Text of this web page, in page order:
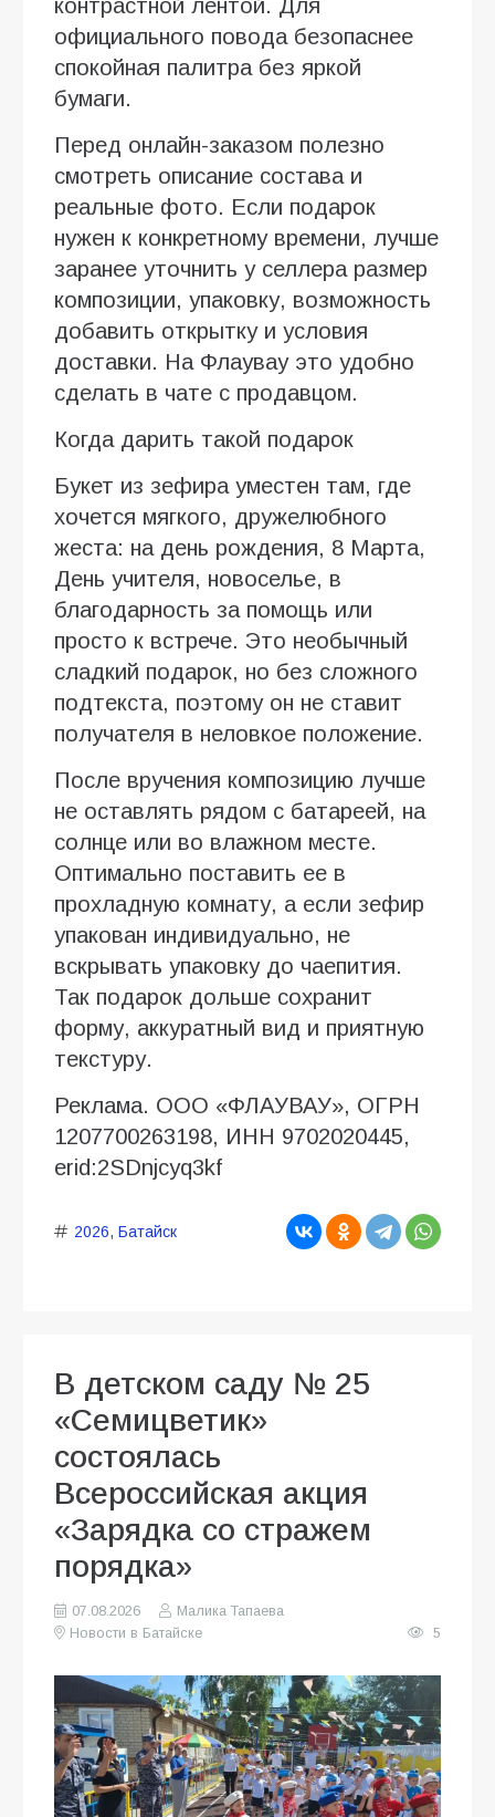
контрастной лентой. Для
официального повода безопаснее
спокойная палитра без яркой
бумаги.
Перед онлайн-заказом полезно
смотреть описание состава и
реальные фото. Если подарок
нужен к конкретному времени, лучше
заранее уточнить у селлера размер
композиции, упаковку, возможность
добавить открытку и условия
доставки. На Флаувау это удобно
сделать в чате с продавцом.
Когда дарить такой подарок
Букет из зефира уместен там, где
хочется мягкого, дружелюбного
жеста: на день рождения, 8 Марта,
День учителя, новоселье, в
благодарность за помощь или
просто к встрече. Это необычный
сладкий подарок, но без сложного
подтекста, поэтому он не ставит
получателя в неловкое положение.
После вручения композицию лучше
не оставлять рядом с батареей, на
солнце или во влажном месте.
Оптимально поставить ее в
прохладную комнату, а если зефир
упакован индивидуально, не
вскрывать упаковку до чаепития.
Так подарок дольше сохранит
форму, аккуратный вид и приятную
текстуру.
Реклама. ООО «ФЛАУВАУ», ОГРН
1207700263198, ИНН 9702020445,
erid:2SDnjcyq3kf
2026, Батайск
В детском саду № 25
«Семицветик»
состоялась
Всероссийская акция
«Зарядка со стражем
порядка»
07.08.2026
Малика Тапаева
Новости в Батайске
5